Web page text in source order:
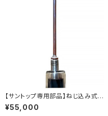
【サントップ専用部品】ねじ込み式ヒ
ートパイプ入りガラス管（6本セッ
ト）
¥55,000